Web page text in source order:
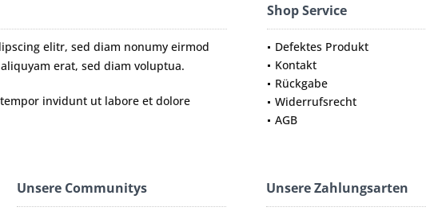
elitr, sed diam nonumy eirmod
erat, sed diam voluptua.
invidunt ut labore et dolore
Shop Service
Defektes Produkt
Kontakt
Rückgabe
Widerrufsrecht
AGB
Unsere Communitys Unsere Zahlungsarten